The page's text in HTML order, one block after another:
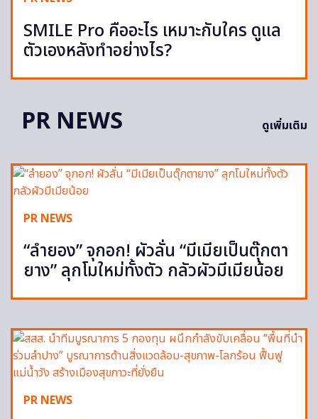
SMILE Pro คืออะไร เหมาะกับใคร ดูแล
ตัวเองหลังทำอย่างไร?
PR NEWS ดูเพิ่มเติม
PR NEWS
“ลำยอง” จุกอก! ผัวลั่น “มีเมียเป็นตุ๊กตา
ยาง” ลุกโมใหม่ทั้งตัว กลัวผัวมีเมียน้อย
PR NEWS